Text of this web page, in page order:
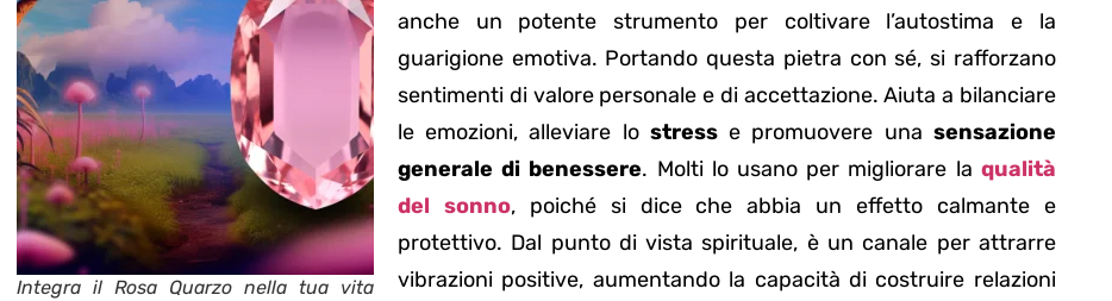
Integra il Rosa Quarzo nella tua vita
anche un potente strumento per coltivare l’autostima e la
guarigione emotiva. Portando questa pietra con sé, si rafforzano
sentimenti di valore personale e di accettazione. Aiuta a bilanciare
le emozioni, alleviare lo stresse promuovere una sensazione
generale di benessere. Molti lo usano per migliorare la qualità
del sonno, poiché si dice che abbia un effetto calmante e
protettivo. Dal punto di vista spirituale, è un canale per attrarre
vibrazioni positive, aumentando la capacità di costruire relazioni